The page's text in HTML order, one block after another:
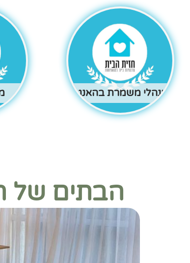
מנהלי משמרת בהאנגר
הבתים של